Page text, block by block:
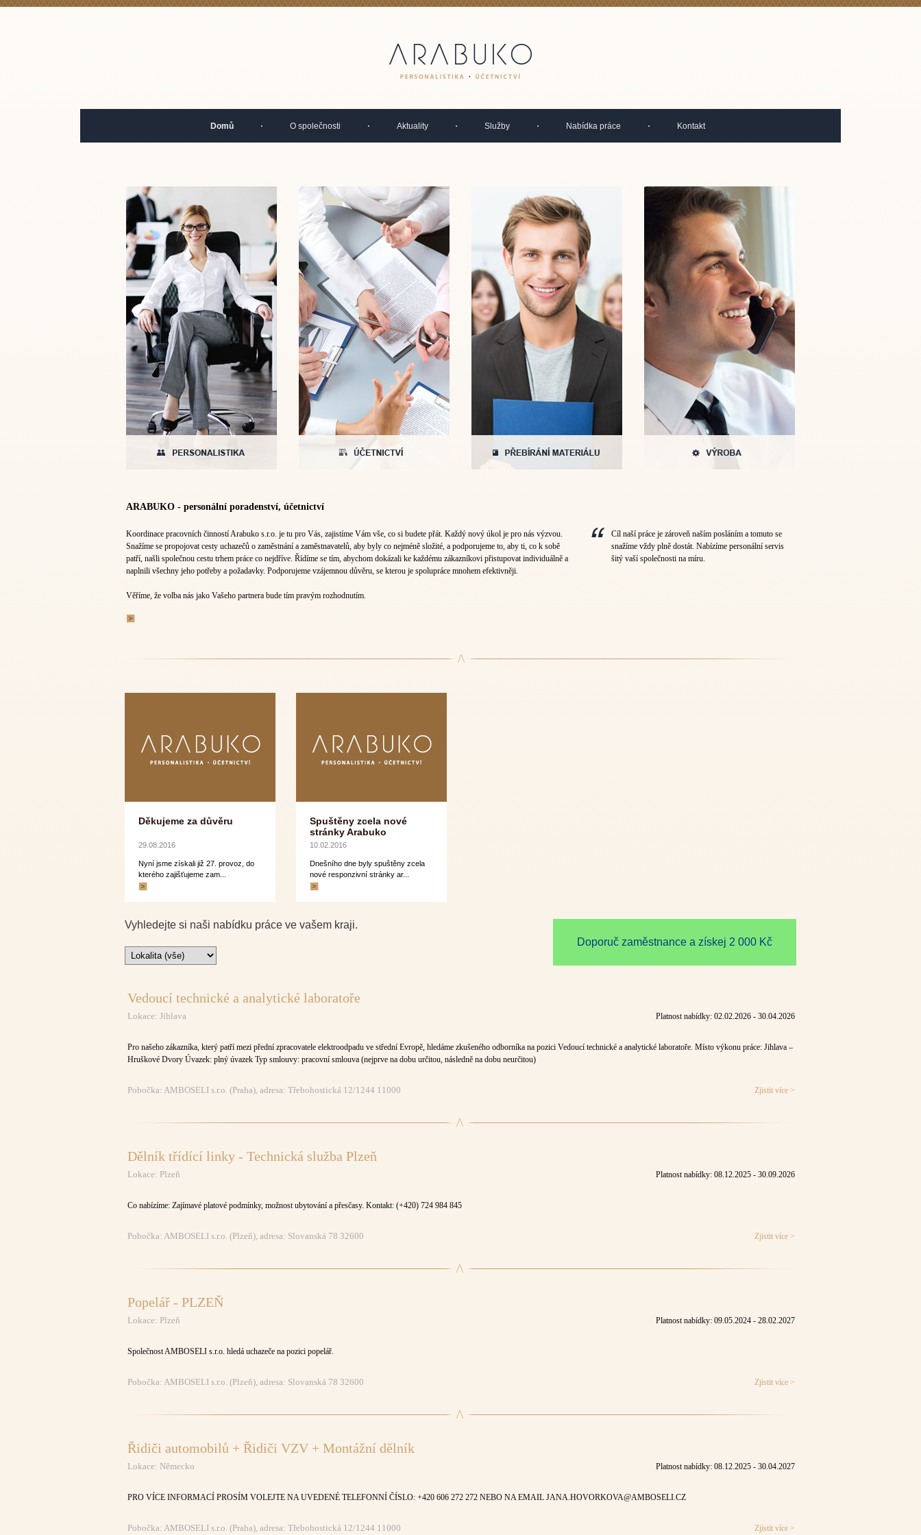
Domů O společnosti Aktuality Služby Nabídka práce Kontakt
ARABUKO - personální poradenství, účetnictví
Koordinace pracovních činností Arabuko s.r.o. je tu pro Vás, zajistíme Vám vše, co si budete přát. Každý nový úkol je pro nás výzvou.
Snažíme se propojovat cesty uchazečů o zaměstnání a zaměstnavatelů, aby byly co nejméně složité, a podporujeme to, aby ti, co k sobě
patří, našli společnou cestu trhem práce co nejdříve. Řídíme se tím, abychom dokázali ke každému zákazníkovi přistupovat individuálně a
naplnili všechny jeho potřeby a požadavky. Podporujeme vzájemnou důvěru, se kterou je spolupráce mnohem efektivněji.
Věříme, že volba nás jako Vašeho partnera bude tím pravým rozhodnutím.
Cíl naší práce je zároveň naším posláním a tomuto se
snažíme vždy plně dostát. Nabízíme personální servis
šitý vaší společnosti na míru.
Děkujeme za důvěru
29.08.2016
Nyní jsme získali již 27. provoz, do
kterého zajišťujeme zam...
Spuštěny zcela nové
stránky Arabuko
10.02.2016
Dnešního dne byly spuštěny zcela
nové responzivní stránky ar...
Vyhledejte si naši nabídku práce ve vašem kraji.
Doporuč zaměstnance a získej 2 000 Kč
Vedoucí technické a analytické laboratoře
Lokace: Jihlava Platnost nabídky: 02.02.2026 - 30.04.2026
Pro našeho zákazníka, který patří mezi přední zpracovatele elektroodpadu ve střední Evropě, hledáme zkušeného odborníka na pozici Vedoucí technické a analytické laboratoře. Místo výkonu práce: Jihlava –
Hruškové Dvory Úvazek: plný úvazek Typ smlouvy: pracovní smlouva (nejprve na dobu určitou, následně na dobu neurčitou)
Pobočka: AMBOSELI s.r.o. (Praha), adresa: Třebohostická 12/1244 11000 Zjistit více >
Dělník třídící linky - Technická služba Plzeň
Lokace: Plzeň Platnost nabídky: 08.12.2025 - 30.09.2026
Co nabízíme: Zajímavé platové podmínky, možnost ubytování a přesčasy. Kontakt: (+420) 724 984 845
Pobočka: AMBOSELI s.r.o. (Plzeň), adresa: Slovanská 78 32600 Zjistit více >
Popelář - PLZEŇ
Lokace: Plzeň Platnost nabídky: 09.05.2024 - 28.02.2027
Společnost AMBOSELI s.r.o. hledá uchazeče na pozici popelář.
Pobočka: AMBOSELI s.r.o. (Plzeň), adresa: Slovanská 78 32600 Zjistit více >
Řidiči automobilů + Řidiči VZV + Montážní dělník
Lokace: Německo Platnost nabídky: 08.12.2025 - 30.04.2027
PRO VÍCE INFORMACÍ PROSÍM VOLEJTE NA UVEDENÉ TELEFONNÍ ČÍSLO: +420 606 272 272 NEBO NA EMAIL JANA.HOVORKOVA@AMBOSELI.CZ
Pobočka: AMBOSELI s.r.o. (Praha), adresa: Třebohostická 12/1244 11000 Zjistit více >